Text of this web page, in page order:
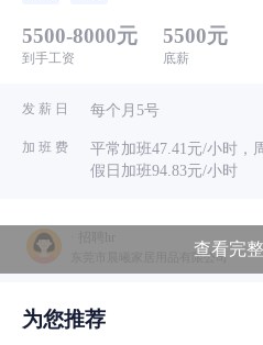
5500-8000元
到手工资
5500元
底薪
发 薪 日 每个月5号
加 班 费
平常加班47.41元/小时，
假日加班94.83元/小时
东莞市晨曦家居用品有限公司
查看完
为您推荐